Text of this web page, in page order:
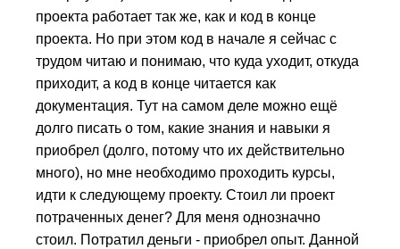
проекта работает так же, как и код в конце
проекта. Но при этом код в начале я сейчас с
трудом читаю и понимаю, что куда уходит, откуда
приходит, а код в конце читается как
документация. Тут на самом деле можно ещё
долго писать о том, какие знания и навыки я
приобрел (долго, потому что их действительно
много), но мне необходимо проходить курсы,
идти к следующему проекту. Стоил ли проект
потраченных денег? Для меня однозначно
стоил. Потратил деньги - приобрел опыт. Данной